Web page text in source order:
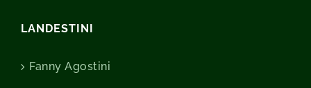
LANDESTINI
Fanny Agostini